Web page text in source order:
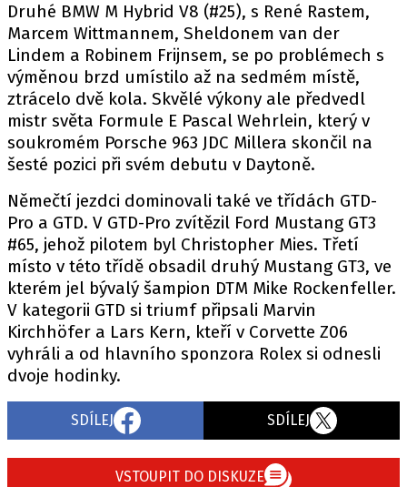
Druhé BMW M Hybrid V8 (#25), s René Rastem,
Marcem Wittmannem, Sheldonem van der
Lindem a Robinem Frijnsem, se po problémech s
výměnou brzd umístilo až na sedmém místě,
ztrácelo dvě kola. Skvělé výkony ale předvedl
mistr světa Formule E Pascal Wehrlein, který v
soukromém Porsche 963 JDC Millera skončil na
šesté pozici při svém debutu v Daytoně.
Němečtí jezdci dominovali také ve třídách GTD-
Pro a GTD. V GTD-Pro zvítězil Ford Mustang GT3
#65, jehož pilotem byl Christopher Mies. Třetí
místo v této třídě obsadil druhý Mustang GT3, ve
kterém jel bývalý šampion DTM Mike Rockenfeller.
V kategorii GTD si triumf připsali Marvin
Kirchhöfer a Lars Kern, kteří v Corvette Z06
vyhráli a od hlavního sponzora Rolex si odnesli
dvoje hodinky.
SDÍLEJ SDÍLEJ
VSTOUPIT DO DISKUZE